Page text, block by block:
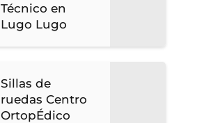
Técnico en
Lugo Lugo
Sillas de
ruedas Centro
OrtopÉdico